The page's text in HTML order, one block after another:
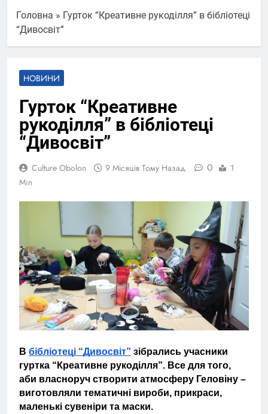
Головна » Гурток “Креативне рукоділля” в бібліотеці
“Дивосвіт”
НОВИНИ
Гурток “Креативне
рукоділля” в бібліотеці
“Дивосвіт”
Culture Obolon 9 Місяців Тому Назад 0
1
Min
В бібліотеці “Дивосвіт” зібрались учасники
гуртка “Креативне рукоділля”. Все для того,
аби власноруч створити атмосферу Геловіну –
виготовляли тематичні вироби, прикраси,
маленькі сувеніри та маски.